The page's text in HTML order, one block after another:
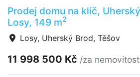
Prodej domu na klíč,
Losy, 149 m2
Losy, Uherský Brod, Těšov
11 998 500 Kč /za nemovitost